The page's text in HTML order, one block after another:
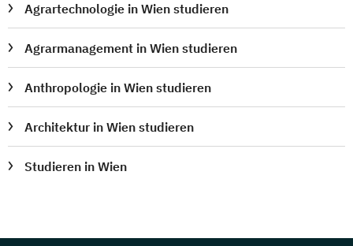
Agrartechnologie in Wien studieren
Agrarmanagement in Wien studieren
Anthropologie in Wien studieren
Architektur in Wien studieren
Studieren in Wien